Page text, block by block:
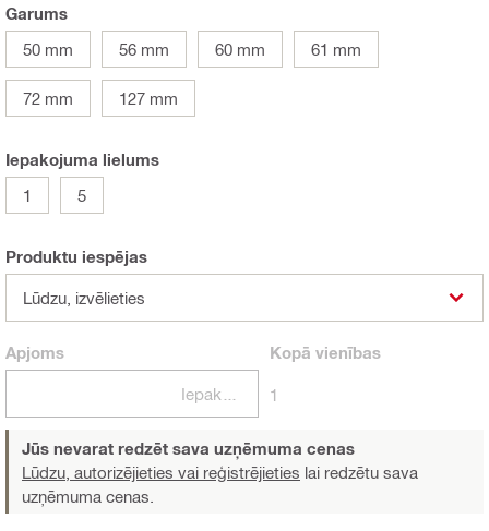
Garums
50 mm
56 mm 60 mm 61 mm
72 mm 127 mm
Iepakojuma lielums
1
5
Produktu iespējas
Lūdzu, izvēlieties
Apjoms Kopā vienības
1
Jūs nevarat redzēt sava uzņēmuma cenas
Lūdzu, autorizējieties vai reģistrējieties lai redzētu sava
uzņēmuma cenas.